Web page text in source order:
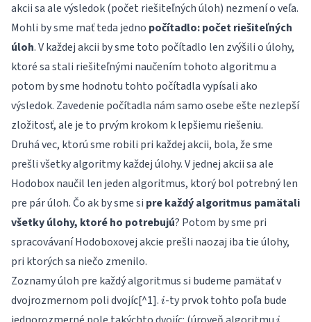
akcii sa ale výsledok (počet riešiteľných úloh) nezmení o veľa.
Mohli by sme mať teda jedno počítadlo: počet riešiteľných
úloh. V každej akcii by sme toto počítadlo len zvýšili o úlohy,
ktoré sa stali riešiteľnými naučením tohoto algoritmu a
potom by sme hodnotu tohto počítadla vypísali ako
výsledok. Zavedenie počítadla nám samo osebe ešte nezlepší
zložitosť, ale je to prvým krokom k lepšiemu riešeniu.
Druhá vec, ktorú sme robili pri každej akcii, bola, že sme
prešli všetky algoritmy každej úlohy. V jednej akcii sa ale
Hodobox naučil len jeden algoritmus, ktorý bol potrebný len
pre pár úloh. Čo ak by sme si pre každý algoritmus pamätali
všetky úlohy, ktoré ho potrebujú? Potom by sme pri
spracovávaní Hodoboxovej akcie prešli naozaj iba tie úlohy,
pri ktorých sa niečo zmenilo.
Zoznamy úloh pre každý algoritmus si budeme pamätať v
dvojrozmernom poli dvojíc[^1]. i
i-ty prvok tohto poľa bude
i